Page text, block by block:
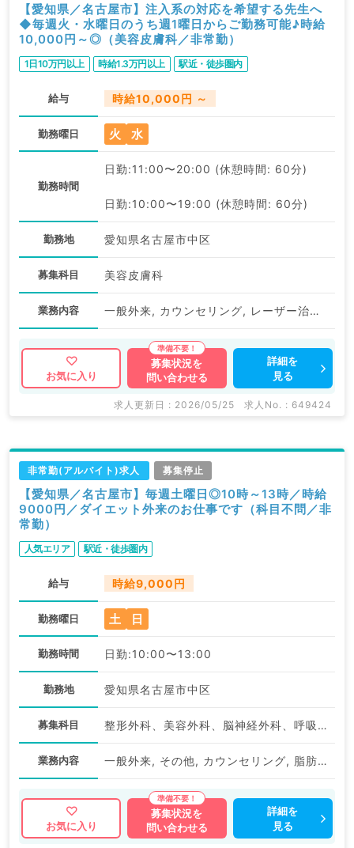
【愛知県／名古屋市】注入系の対応を希望する先生へ
◆毎週火・水曜日のうち週1曜日からご勤務可能♪時給
10,000円～◎（美容皮膚科／非常勤）
1日10万円以上 時給1.3万円以上 駅近・徒歩圏内
給与 時給10,000円 ～
勤務曜日 火 水
勤務時間
日勤:11:00〜20:00 (休憩時間: 60分)
日勤:10:00〜19:00 (休憩時間: 60分)
勤務地 愛知県名古屋市中区
募集科目 美容皮膚科
業務内容 一般外来, カウンセリング, レーザー治療, ニキビ治療
お気に入り
募集状況を
問い合わせる
詳細を
見る
求人更新日 : 2026/05/25 求人No. : 649424
非常勤(アルバイト)求人 募集停止
【愛知県／名古屋市】毎週土曜日◎10時～13時／時給
9000円／ダイエット外来のお仕事です（科目不問／非
常勤）
人気エリア 駅近・徒歩圏内
給与 時給9,000円
勤務曜日 土 日
勤務時間 日勤:10:00〜13:00
勤務地 愛知県名古屋市中区
募集科目 整形外科、美容外科、脳神経外科、呼吸器外科、心臓血管外科、皮膚科、産婦人科、婦人科、一般内科、消化器内科、外科系全般、一般外科、美容皮膚科、スポーツ整形外科、科目不問
業務内容 一般外来, その他, カウンセリング, 脂肪吸引, 痩身, 注入
お気に入り
募集状況を
問い合わせる
詳細を
見る